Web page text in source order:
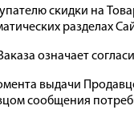
скидки на
разделах
означает
выдачи
сообщения